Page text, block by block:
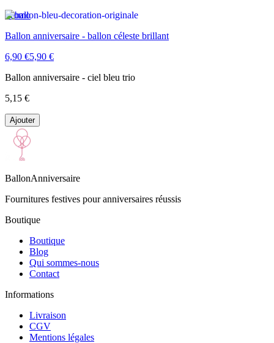
Promo
Ballon anniversaire - ballon céleste brillant
6,90 €5,90 €
Ballon anniversaire - ciel bleu trio
5,15 €
Ajouter
BallonAnniversaire
Fournitures festives pour anniversaires réussis
Boutique
Boutique
Blog
Qui sommes-nous
Contact
Informations
Livraison
CGV
Mentions légales